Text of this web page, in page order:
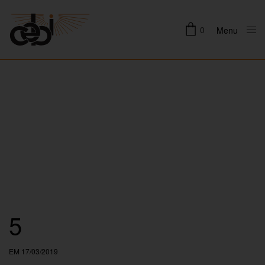
0 Menu
5
EM 17/03/2019